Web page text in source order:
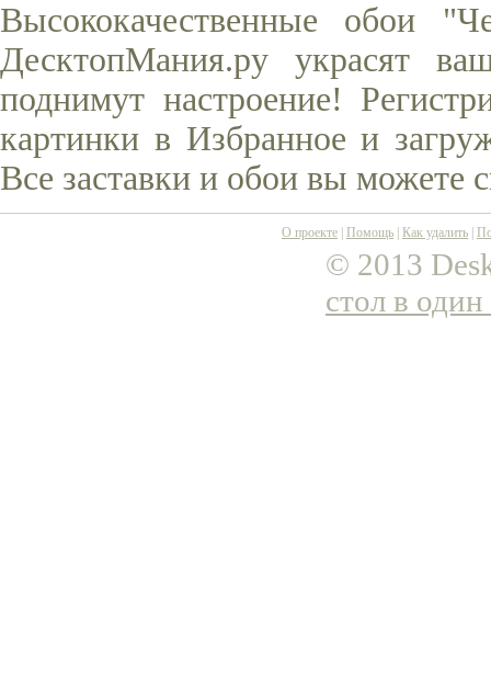
Высококачественные обои
ДесктопМания.ру украсят
поднимут настроение!
картинки в Избранное и
Все заставки и обои вы можете
О проекте Помощь Как удалить
© 2013
стол в